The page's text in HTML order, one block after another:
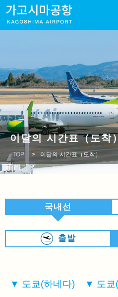
이달의 시간표（도착）
TOP 이달의 시간표（도착）
국내선
출발
도쿄(하네다) 도